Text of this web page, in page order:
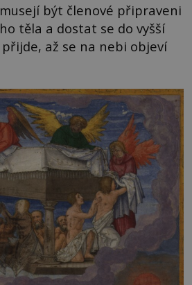
být členové připraveni
těla a dostat se do vyšší
až se na nebi objeví